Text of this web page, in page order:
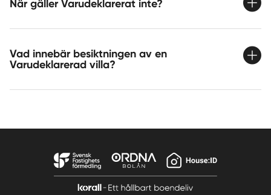
När gäller Varudeklarerat inte?
Vad innebär besiktningen av en
Varudeklarerad villa?